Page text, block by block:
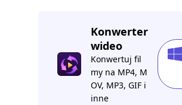
Konwerter
wideo
Konwertuj fil
my na MP4, M
OV, MP3, GIF i
inne